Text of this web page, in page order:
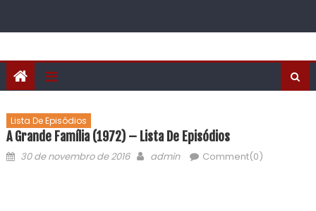
Lista De Episódios
A Grande Família (1972) – Lista De Episódios
30 de novembro de 2016 admin Comment(0)